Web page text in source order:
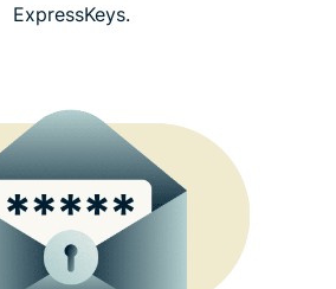
ExpressKeys.